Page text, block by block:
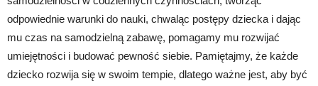
odpowiednie warunki do nauki, chwaląc postępy dziecka i dając
mu czas na samodzielną zabawę, pomagamy mu rozwijać
umiejętności i budować pewność siebie. Pamiętajmy, że każde
dziecko rozwija się w swoim tempie, dlatego ważne jest, aby być